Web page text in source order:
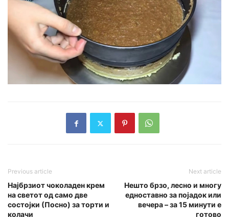
Previous article
Најбрзиот чоколаден крем
на светот од само две
состојки (Посно) за торти и
колачи
Next article
Нешто брзо, лесно и многу
едноставно за појадок или
вечера – за 15 минути е
готово